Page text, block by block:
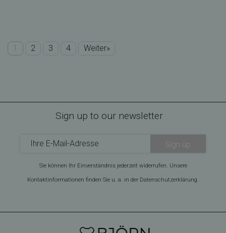
1 2 3 4 Weiter»
Sign up to our newsletter
Sign up
Sie können Ihr Einverständnis jederzeit widerrufen. Unsere
Kontaktinformationen finden Sie u. a. in der Datenschutzerklärung.